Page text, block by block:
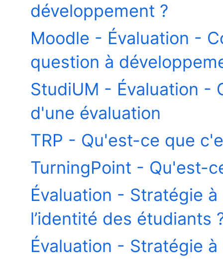
développement ?
Moodle - Évaluation -
question à
StudiUM - Évaluation -
d'une évaluation
TRP - Qu'est-ce que
TurningPoint - Qu'est-
Évaluation - Stratégie
l’identité des étudiants
Évaluation - Stratégie